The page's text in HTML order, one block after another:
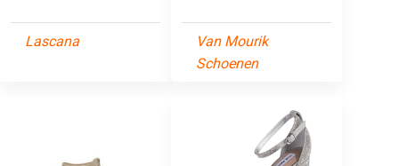
Lascana
Van Mourik
Schoenen